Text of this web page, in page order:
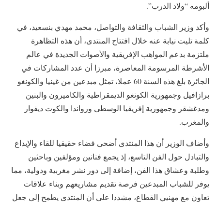
ألبومه “ولاد الدرب”.
وأكد وزير الشباب والثقافة والتواصل، محمد مهدي بنسعيد، في
كلمة تليت نيابة عنه خلال افتتاح المنتدى، أن هذه التظاهرة
ملتزمة بدعم المواهب الإفريقية والأصوات الجديدة في عالم
الأشرطة المرسومة المعاصرة، مبرزا أن عدد المشاركات في
الجائزة بلغ هذه السنة 60 عملا، تمثل مبدعين من غينيا والكونغو
برازافيل وجمهورية الكونغو الديمقراطية والكاميرون والبنين
ومدغشقر وجمهورية إفريقيا الوسطى ورواندا والكوت ديفوار
والمغرب.
وأضاف الوزير أن هذا المنتدى أضحى فضاء حقيقيا للقاء والإبداع
والتبادل حول الفن التاسع، إذ يجمع فنانين ومؤلفين وباحثين
وطلبة وعشاق هذا الفن، إضافة إلى دور نشر مغربية ودولية، مما
يوفر للشباب المبدعين فرصة تقديم مشاريعهم وبناء علاقات
تعاون مع مهنيي القطاع، مشددا على أن المنتدى يطمح إلى جعل